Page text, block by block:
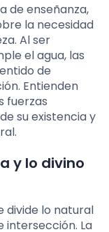
de enseñanza,
la necesidad
Al ser
el agua, las
de
Entienden
fuerzas
su existencia y
y lo divino
divide lo natural
intersección. La